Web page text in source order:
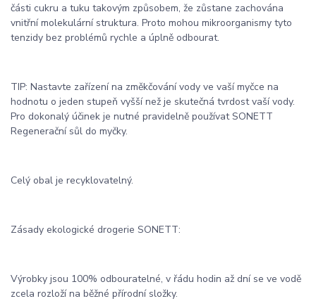
části cukru a tuku takovým způsobem, že zůstane zachována
vnitřní molekulární struktura. Proto mohou mikroorganismy tyto
tenzidy bez problémů rychle a úplně odbourat.
TIP: Nastavte zařízení na změkčování vody ve vaší myčce na
hodnotu o jeden stupeň vyšší než je skutečná tvrdost vaší vody.
Pro dokonalý účinek je nutné pravidelně používat SONETT
Regenerační sůl do myčky.
Celý obal je recyklovatelný.
Zásady ekologické drogerie SONETT:
Výrobky jsou 100% odbouratelné, v řádu hodin až dní se ve vodě
zcela rozloží na běžné přírodní složky.